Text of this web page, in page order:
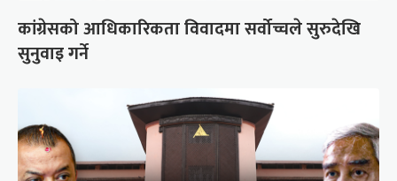
कांग्रेसको आधिकारिकता विवादमा सर्वोच्चले सुरुदेखि
सुनुवाइ गर्ने